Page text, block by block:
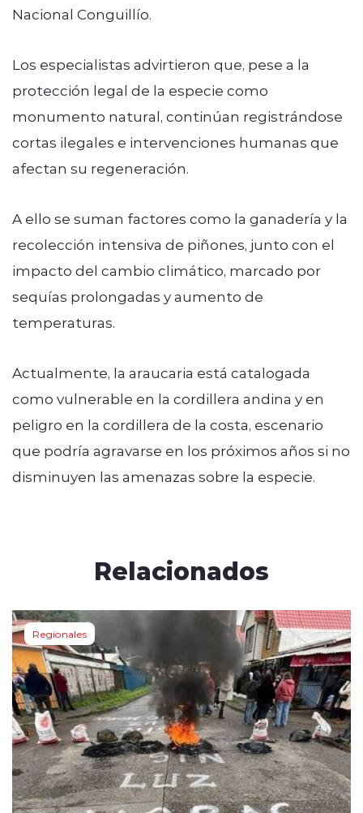
Nacional Conguillío.
Los especialistas advirtieron que, pese a la
protección legal de la especie como
monumento natural, continúan registrándose
cortas ilegales e intervenciones humanas que
afectan su regeneración.
A ello se suman factores como la ganadería y la
recolección intensiva de piñones, junto con el
impacto del cambio climático, marcado por
sequías prolongadas y aumento de
temperaturas.
Actualmente, la araucaria está catalogada
como vulnerable en la cordillera andina y en
peligro en la cordillera de la costa, escenario
que podría agravarse en los próximos años si no
disminuyen las amenazas sobre la especie.
Relacionados
Regionales